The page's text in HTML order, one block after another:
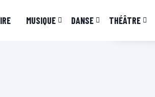
MUSIQUE DANSE THÉÂTRE